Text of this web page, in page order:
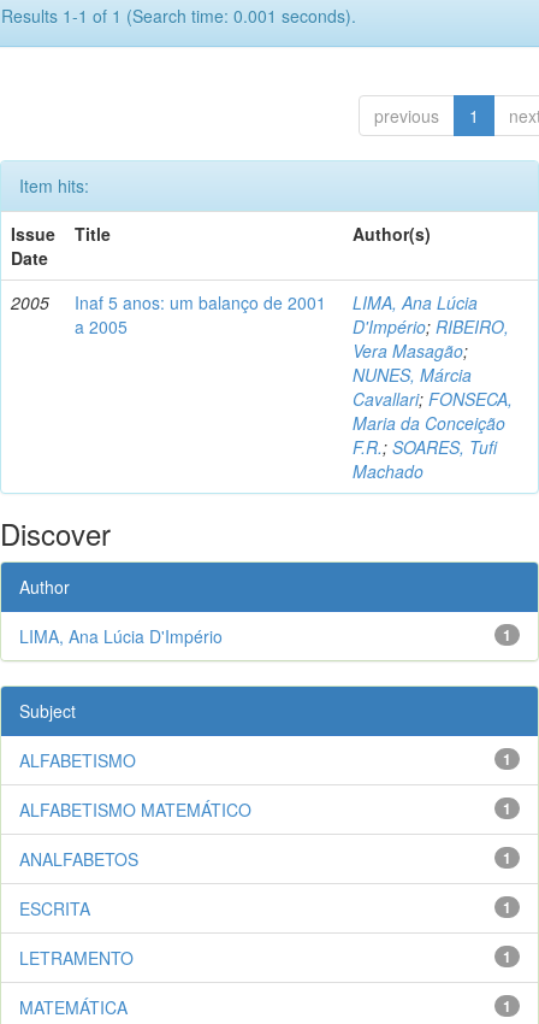
Results 1-1 of 1 (Search time: 0.001 seconds).
previous 1
Item hits:
Issue
Date
Title Author(s)
2005
Inaf 5 anos: um balanço de 2001
a 2005
LIMA, Ana Lúcia
D'Império; RIBEIRO,
Vera Masagão;
NUNES, Márcia
Cavallari; FONSECA,
Maria da Conceição
F.R.; SOARES, Tufi
Machado
Discover
Author
1
LIMA, Ana Lúcia D'Império
Subject
1
ALFABETISMO
1
ALFABETISMO MATEMÁTICO
1
ANALFABETOS
1
ESCRITA
1
LETRAMENTO
1
MATEMÁTICA